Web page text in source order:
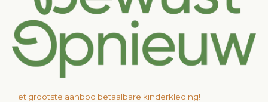
Het grootste aanbod betaalbare kinderkleding!